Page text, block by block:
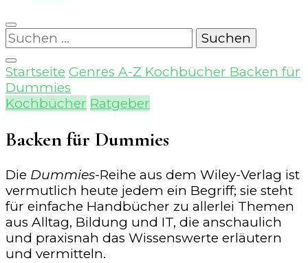
Suchen
nach:
Startseite Genres A-Z Kochbücher Backen für
Dummies
Kochbücher Ratgeber
Backen für Dummies
Die Dummies-Reihe aus dem Wiley-Verlag ist
vermutlich heute jedem ein Begriff; sie steht
für einfache Handbücher zu allerlei Themen
aus Alltag, Bildung und IT, die anschaulich
und praxisnah das Wissenswerte erläutern
und vermitteln.